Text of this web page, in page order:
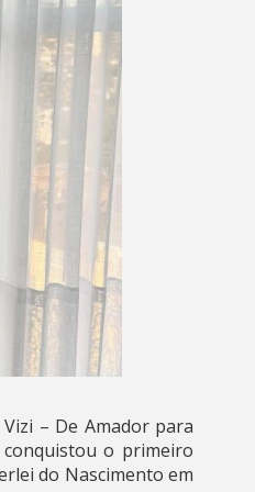
– De Amador para
conquistou o primeiro
do Nascimento em